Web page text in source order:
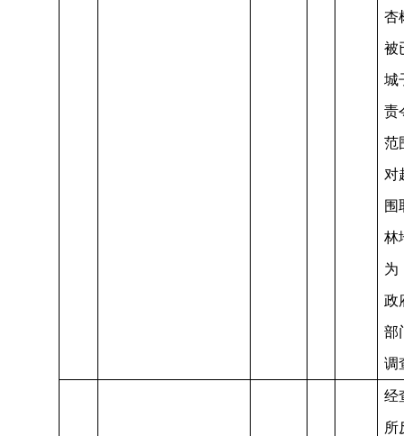
杏
被
城
责
范
对
围
林
为
政
部
调
经
所